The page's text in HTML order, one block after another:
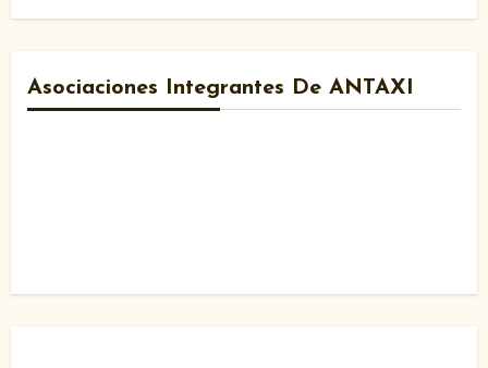
Asociaciones Integrantes De ANTAXI